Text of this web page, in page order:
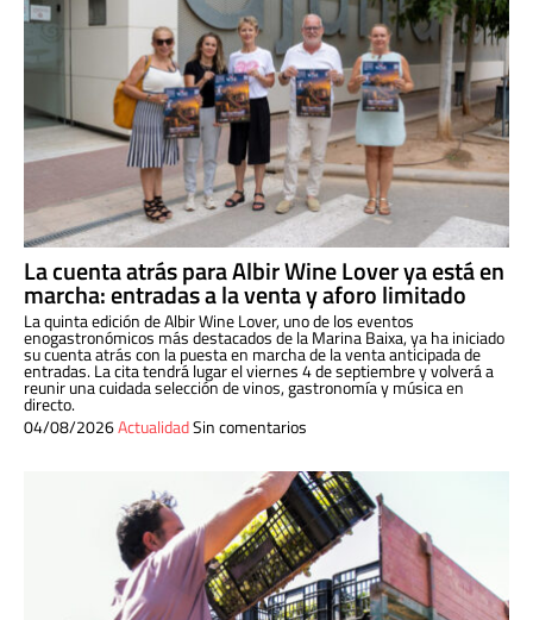
La cuenta atrás para Albir Wine Lover ya está en
marcha: entradas a la venta y aforo limitado
La quinta edición de Albir Wine Lover, uno de los eventos
enogastronómicos más destacados de la Marina Baixa, ya ha iniciado
su cuenta atrás con la puesta en marcha de la venta anticipada de
entradas. La cita tendrá lugar el viernes 4 de septiembre y volverá a
reunir una cuidada selección de vinos, gastronomía y música en
directo.
04/08/2026ActualidadSin comentarios